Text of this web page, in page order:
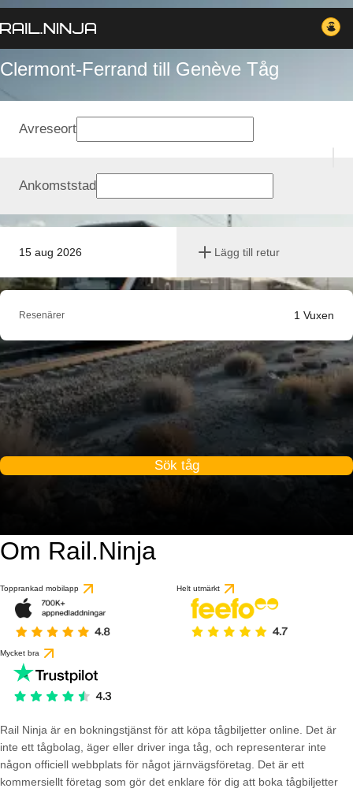
Clermont-Ferrand till Genève Tåg
15 aug 2026 Lägg till retur
Avreseort
Ankomststad
Resenärer 1 Vuxen
Sök tåg
Om Rail.Ninja
Topprankad mobilapp Helt utmärkt
Mycket bra
Rail Ninja är en bokningstjänst för att köpa tågbiljetter online. Det är
inte ett tågbolag, äger eller driver inga tåg, och representerar inte
någon officiell webbplats för något järnvägsföretag. Det är ett
kommersiellt företag som gör det enklare för dig att boka tågbiljetter